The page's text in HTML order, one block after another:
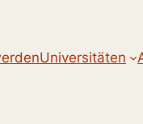
Universitäten